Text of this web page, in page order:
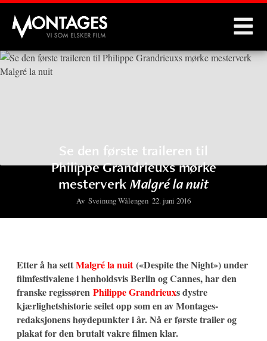
Montages
Se den første traileren til
Philippe Grandrieuxs mørke
mesterverkMalgré la nuit
Av Sveinung Wålengen 22. juni 2016
Etter å ha settMalgré la nuit(«Despite the Night») under
filmfestivalene i henholdsvis Berlin og Cannes, har den
franske regissøren Philippe Grandrieuxs dystre
kjærlighetshistorie seilet opp som en av Montages-
redaksjonens høydepunkter i år. Nå er første trailer og
plakat for den brutalt vakre filmen klar.